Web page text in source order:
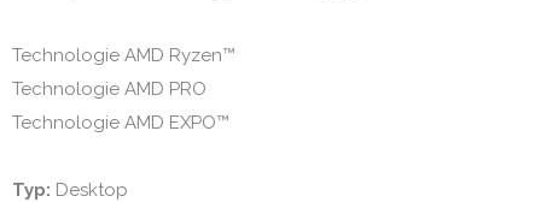
Technologie AMD Ryzen™
Technologie AMD PRO
Technologie AMD EXPO™
Typ: